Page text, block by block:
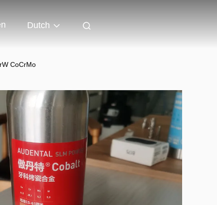
Dutch
CoCrMo